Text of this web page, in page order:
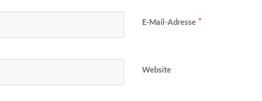
E-Mail-Adresse *
Website